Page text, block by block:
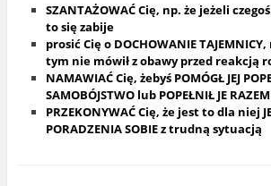
SZANTAŻOWAĆ Cię, np. że jeżeli
to się zabije
prosić Cię o DOCHOWANIE
tym nie mówił z obawy przed reakcją
NAMAWIAĆ Cię, żebyś POMÓGŁ JEJ
SAMOBÓJSTWO lub POPEŁNIŁ JE
PRZEKONYWAĆ Cię, że jest to dla niej
PORADZENIA SOBIE z trudną sytuacją